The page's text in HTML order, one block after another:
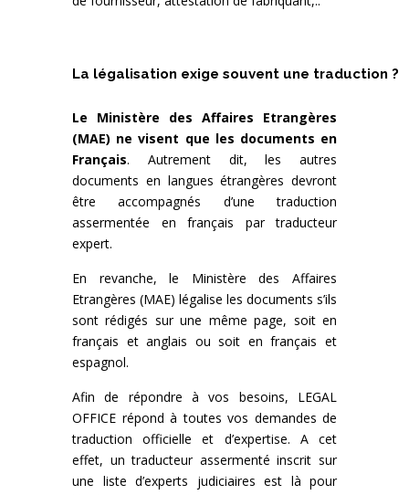
La légalisation exige souvent une traduction ?
Le Ministère des Affaires Etrangères
(MAE) ne visent que les documents en
Français. Autrement dit, les autres
documents en langues étrangères devront
être accompagnés d’une traduction
assermentée en français par traducteur
expert.
En revanche, le Ministère des Affaires
Etrangères (MAE) légalise les documents s’ils
sont rédigés sur une même page, soit en
français et anglais ou soit en français et
espagnol.
Afin de répondre à vos besoins, LEGAL
OFFICE répond à toutes vos demandes de
traduction officielle et d’expertise. A cet
effet, un traducteur assermenté inscrit sur
une liste d’experts judiciaires est là pour